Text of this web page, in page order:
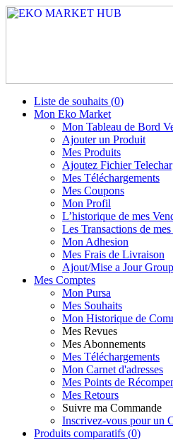
Liste de souhaits (0)
Mon Eko Market
Mon Tableau de Bord
Ajouter un Produit
Mes Produits
Ajoutez Fichier
Mes Téléchargements
Mes Coupons
Mon Profil
L’historique de mes
Les Transactions de
Mon Adhesion
Mes Frais de Livraison
Ajout/Mise a Jour
Mes Comptes
Mon Pursa
Mes Souhaits
Mon Historique de
Mes Revues
Mes Abonnements
Mes Téléchargements
Mon Carnet d'adresses
Mes Points de
Mes Retours
Suivre ma Commande
Inscrivez-vous pour un
Produits comparatifs (0)